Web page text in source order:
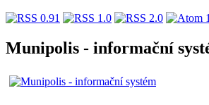
Munipolis - informační